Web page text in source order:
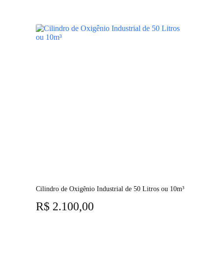
Cilindro de Oxigênio Industrial de 50 Litros ou 10m³
R$ 2.100,00